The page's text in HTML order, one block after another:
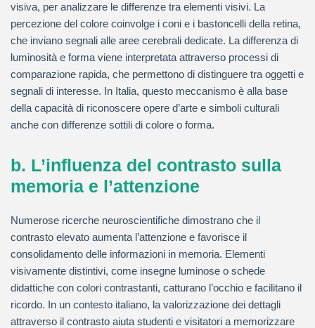
visiva, per analizzare le differenze tra elementi visivi. La
percezione del colore coinvolge i coni e i bastoncelli della retina,
che inviano segnali alle aree cerebrali dedicate. La differenza di
luminosità e forma viene interpretata attraverso processi di
comparazione rapida, che permettono di distinguere tra oggetti e
segnali di interesse. In Italia, questo meccanismo è alla base
della capacità di riconoscere opere d’arte e simboli culturali
anche con differenze sottili di colore o forma.
b. L’influenza del contrasto sulla
memoria e l’attenzione
Numerose ricerche neuroscientifiche dimostrano che il
contrasto elevato aumenta l’attenzione e favorisce il
consolidamento delle informazioni in memoria. Elementi
visivamente distintivi, come insegne luminose o schede
didattiche con colori contrastanti, catturano l’occhio e facilitano il
ricordo. In un contesto italiano, la valorizzazione dei dettagli
attraverso il contrasto aiuta studenti e visitatori a memorizzare